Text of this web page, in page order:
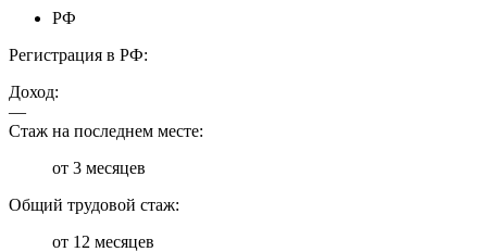
РФ
Регистрация в РФ:
Доход:
—
Стаж на последнем месте:
от 3 месяцев
Общий трудовой стаж:
от 12 месяцев